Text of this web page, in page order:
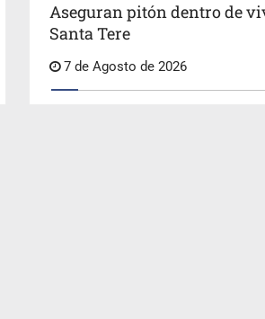
Aseguran pitón dentro de
Santa Tere
7 de Agosto de 2026